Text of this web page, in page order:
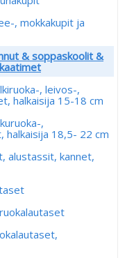
, mokkakupit ja
& soppaskoolit &
, leivos-,
halkaisija 15-18 cm
,
halkaisija 18,5- 22 cm
alustassit, kannet,